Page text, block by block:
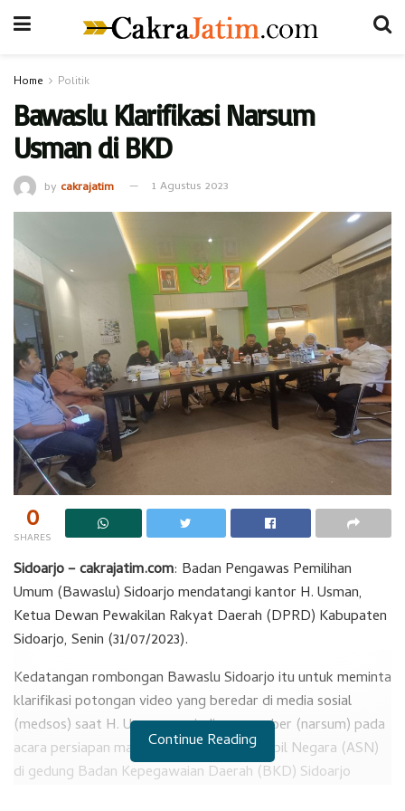
Home Politik
Bawaslu Klarifikasi Narsum
Usman di BKD
by cakrajatim 1 Agustus 2023
0
SHARES
Sidoarjo – cakrajatim.com: Badan Pengawas Pemilihan
Umum (Bawaslu) Sidoarjo mendatangi kantor H. Usman,
Ketua Dewan Pewakilan Rakyat Daerah (DPRD) Kabupaten
Sidoarjo, Senin (31/07/2023).
Kedatangan rombongan Bawaslu Sidoarjo itu untuk meminta
klarifikasi potongan video yang beredar di media sosial
(medsos) saat H. Usman menjadi narasumber (narsum) pada
acara persiapan masa pensiun Aparatur Siipil Negara (ASN)
di gedung Badan Kepegawaian Daerah (BKD) Sidoarjo
Continue Reading